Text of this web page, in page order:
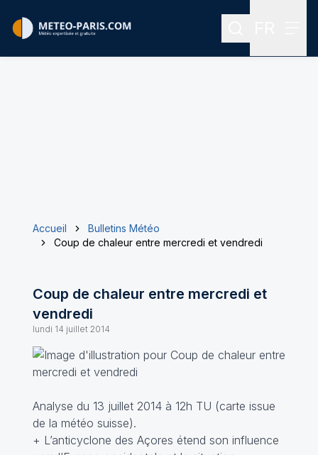
Rechercher
Accueil
Bulletins Météo
Coup de chaleur entre mercredi et vendredi
Coup de chaleur entre mercredi et
vendredi
lundi 14 juillet 2014
Analyse du 13 juillet 2014 à 12h TU (carte issue
de la météo suisse).
+ L’anticyclone des Açores étend son influence